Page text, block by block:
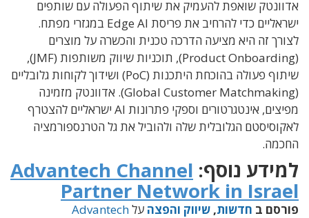
אדוונטק שואפת להעמיק את שיתוף הפעולה עם שותפים
ישראליים כדי להרחיב את פריסת Edge AI במגזרי מפתח.
לצורך זה היא מציעה הדרכה טכנית והכשרה על מוצרים
(Product Onboarding), תוכניות שיווק משותפות (JMF),
שיתוף פעולה בהוכחת היתכנות (PoC) ושידוך לקוחות גלובליים
(Global Customer Matchmaking). אדוונטק מזמינה
מפיצים, אינטגרטורים וספקי פתרונות AI ישראליים להצטרף
לאקוסיסטם הגלובלית שלה ולהוביל את גל הטרנספורמציה
החכמה.
למידע נוסף: Advantech Channel
Partner Network in Israel
פורסם ב חדשות, שיווק והפצה עלAdvantech